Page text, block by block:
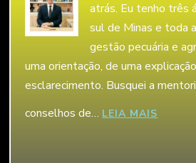
atrás. Eu tenho três
sul de Minas e toda
gestão pecuária e
uma orientação, de uma
esclarecimento. Busquei a
conselhos de… LEIA MAIS